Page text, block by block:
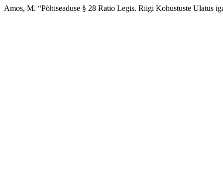
Amos, M. “Põhiseaduse § 28 Ratio Legis. Riigi Kohustuste Ulatus